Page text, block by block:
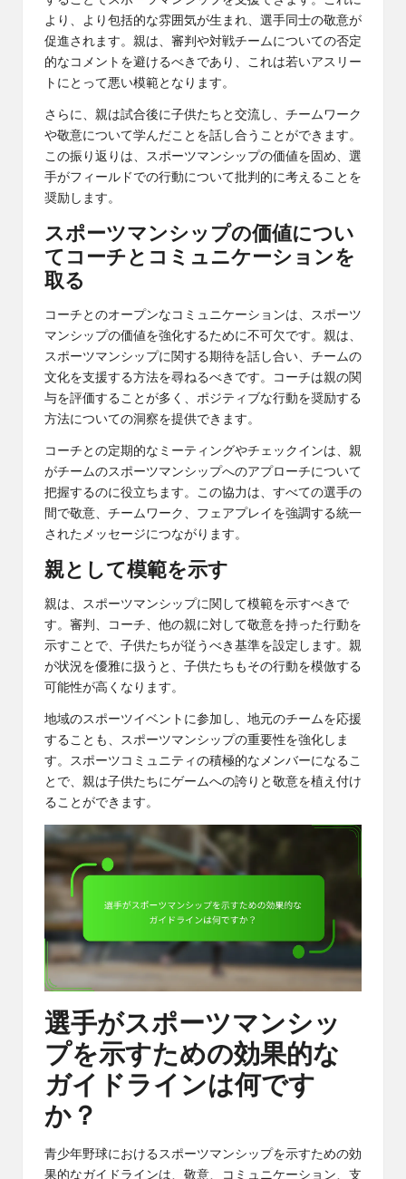
より、より包括的な雰囲気が生まれ、選手同士の敬意が
促進されます。親は、審判や対戦チームについての否定
的なコメントを避けるべきであり、これは若いアスリー
トにとって悪い模範となります。
さらに、親は試合後に子供たちと交流し、チームワーク
や敬意について学んだことを話し合うことができます。
この振り返りは、スポーツマンシップの価値を固め、選
手がフィールドでの行動について批判的に考えることを
奨励します。
スポーツマンシップの価値につい
てコーチとコミュニケーションを
取る
コーチとのオープンなコミュニケーションは、スポーツ
マンシップの価値を強化するために不可欠です。親は、
スポーツマンシップに関する期待を話し合い、チームの
文化を支援する方法を尋ねるべきです。コーチは親の関
与を評価することが多く、ポジティブな行動を奨励する
方法についての洞察を提供できます。
コーチとの定期的なミーティングやチェックインは、親
がチームのスポーツマンシップへのアプローチについて
把握するのに役立ちます。この協力は、すべての選手の
間で敬意、チームワーク、フェアプレイを強調する統一
されたメッセージにつながります。
親として模範を示す
親は、スポーツマンシップに関して模範を示すべきで
す。審判、コーチ、他の親に対して敬意を持った行動を
示すことで、子供たちが従うべき基準を設定します。親
が状況を優雅に扱うと、子供たちもその行動を模倣する
可能性が高くなります。
地域のスポーツイベントに参加し、地元のチームを応援
することも、スポーツマンシップの重要性を強化しま
す。スポーツコミュニティの積極的なメンバーになるこ
とで、親は子供たちにゲームへの誇りと敬意を植え付け
ることができます。
選手がスポーツマンシッ
プを示すための効果的な
ガイドラインは何です
か？
青少年野球におけるスポーツマンシップを示すための効
果的なガイドラインは、敬意、コミュニケーション、支